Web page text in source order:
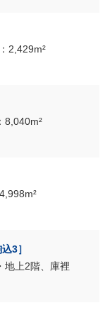
2,429m²
8,040m²
4,998m²
3］
地上2階、庫裡